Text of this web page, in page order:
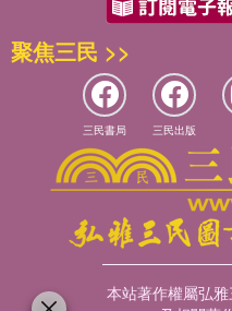
聚焦三民 >>
三民書局 三民出版
本站著作權屬弘